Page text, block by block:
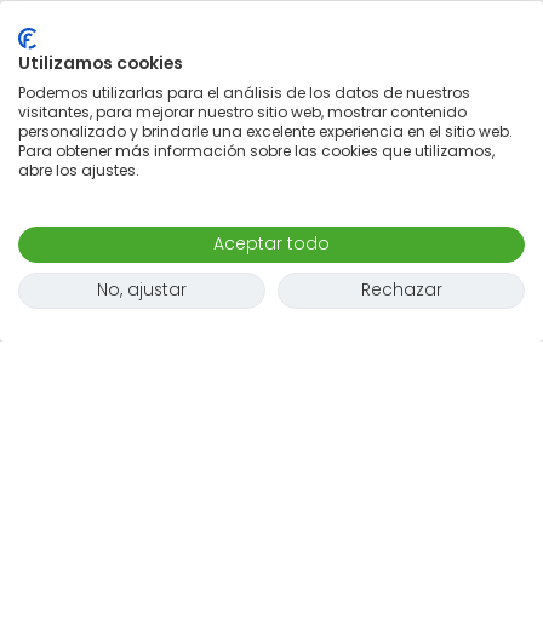
Utilizamos cookies
Podemos utilizarlas para el análisis de los datos de nuestros
visitantes, para mejorar nuestro sitio web, mostrar contenido
personalizado y brindarle una excelente experiencia en el sitio web.
Para obtener más información sobre las cookies que utilizamos,
abre los ajustes.
Aceptar todo
No, ajustar
Rechazar